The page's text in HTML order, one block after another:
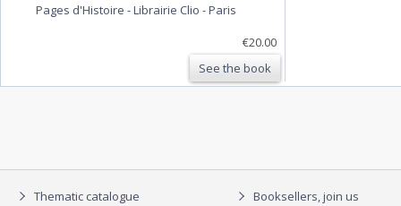
Pages d'Histoire - Librairie Clio -Paris
€20.00
See the book
Thematic catalogue
Booksellers, join us